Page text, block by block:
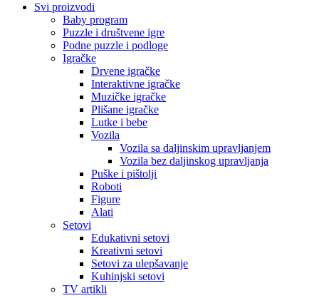
Svi proizvodi
Baby program
Puzzle i društvene igre
Podne puzzle i podloge
Igračke
Drvene igračke
Interaktivne igračke
Muzičke igračke
Plišane igračke
Lutke i bebe
Vozila
Vozila sa daljinskim upravljanjem
Vozila bez daljinskog upravljanja
Puške i pištolji
Roboti
Figure
Alati
Setovi
Edukativni setovi
Kreativni setovi
Setovi za ulepšavanje
Kuhinjski setovi
TV artikli